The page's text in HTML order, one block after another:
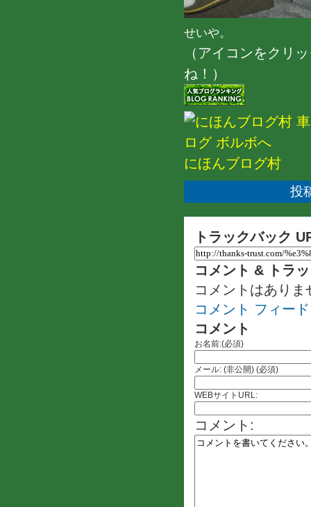
せいや。
（アイコンをクリ
ね！）
にほんブログ村
投
トラックバック
コメント & トラ
コメントはありま
コメント フィード
コメント
お名前:(必須)
メール: (非公開) (必須)
WEBサイトURL:
コメント: